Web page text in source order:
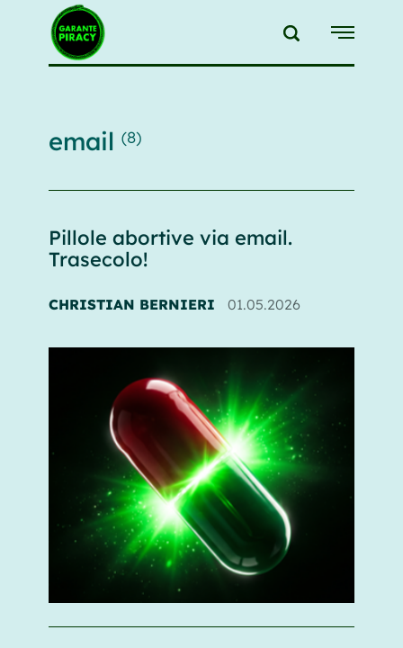
{{feedLink}}
email (8)
Pillole abortive via email.
Trasecolo!
CHRISTIAN BERNIERI 01.05.2026